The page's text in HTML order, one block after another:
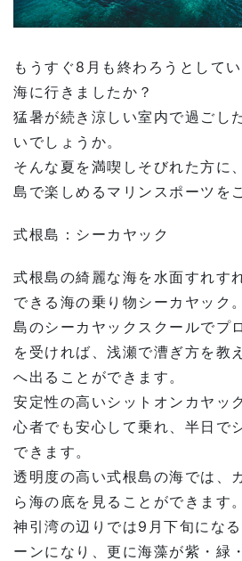
もうすぐ8 月も終わろうとして
海に行きましたか？
猛暑が続き涼しい室内で過ごし
いでしょうか。
そんな夏を満喫しそびれた方に
島で楽しめるマリンスポーツを
式根島：シーカヤック
式根島の綺麗な海を水面すれす
できる海の乗り物シーカヤック。
島のシーカヤックスクールでプ
を受ければ、浅瀬で漕ぎ方を教
へ出ることができます。
安定性の高いシットオンカヤッ
心者でも安心して乗れ、半日で
できます。
透明度の高い式根島の海では、
ら海の底を見ることができます。
神引湾の辺りでは9 月下旬にな
ーンになり、更に海藻が紫・緑